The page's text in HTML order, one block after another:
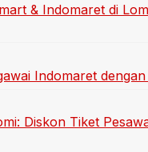
& Indomaret di
Indomaret
Diskon Tiket